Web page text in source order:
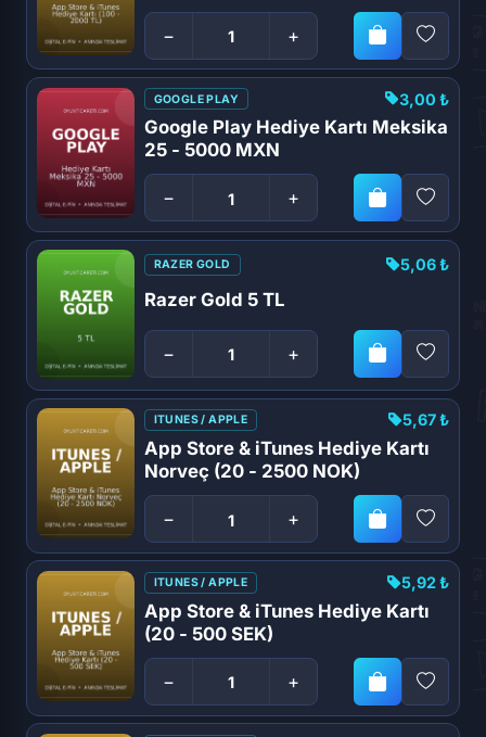
− +
GOOGLE PLAY
Google Play Hediye Kartı Meksika
25 - 5000 MXN
− +
3,00 ₺
RAZER GOLD
Razer Gold 5 TL
− +
5,06 ₺
ITUNES / APPLE
App Store & iTunes Hediye Kartı
Norveç (20 - 2500 NOK)
− +
5,67 ₺
ITUNES / APPLE
App Store & iTunes Hediye Kartı
(20 - 500 SEK)
− +
5,92 ₺